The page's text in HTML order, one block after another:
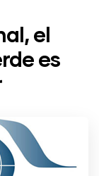
el
es